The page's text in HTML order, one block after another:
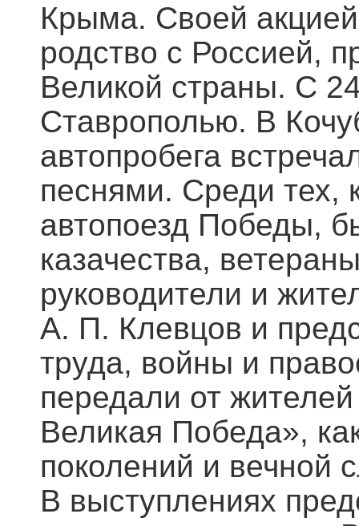
Крыма. Своей
родство с Россией,
Великой страны. С
Ставрополью. В
автопробега
песнями. Среди тех,
автопоезд Победы,
казачества,
руководители и
А. П. Клевцов и
труда, войны и
передали от
Великая Победа»,
поколений и вечной
В выступлениях